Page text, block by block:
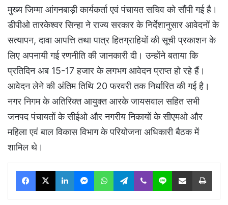
मुख्य जिम्मा आंगनबाड़ी कार्यकर्ता एवं पंचायत सचिव को सौंपी गई है।
डीपीओ तारकेश्वर सिन्हा ने राज्य सरकार के निर्देशानुसार आवेदनों के
सत्यापन, दावा आपत्ति तथा पात्र हितग्राहियों की सूची प्रकाशन के
लिए अपनायी गई रणनीति की जानकारी दी। उन्होंने बताया कि
प्रतिदिन अब 15-17 हजार के लगभग आवेदन प्राप्त हो रहे हैं।
आवेदन लेने की अंतिम तिथि 20 फरवरी तक निर्धारित की गई है।
नगर निगम के अतिरिक्त आयुक्त आरके जायसवाल सहित सभी
जनपद पंचायतों के सीईओ और नगरीय निकायों के सीएमओ और
महिला एवं बाल विकास विभाग के परियोजना अधिकारी बैठक में
शामिल थे।
Facebook
X LinkedInMessengerWhatsAppTelegram
Viber Line Share via Email Print